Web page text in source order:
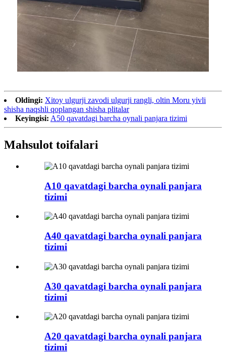
Oldingi: Xitoy ulgurji zavodi ulgurji rangli, oltin Moru yivli
shisha naqshli qoplangan shisha plitalar
Keyingisi: A50 qavatdagi barcha oynali panjara tizimi
Mahsulot toifalari
A10 qavatdagi barcha oynali panjara
tizimi
A40 qavatdagi barcha oynali panjara
tizimi
A30 qavatdagi barcha oynali panjara
tizimi
A20 qavatdagi barcha oynali panjara
tizimi